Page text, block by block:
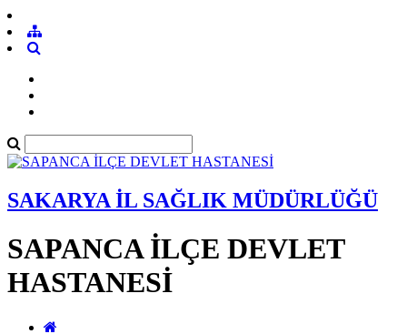
SAKARYA İL SAĞLIK MÜDÜRLÜĞÜ
SAPANCA İLÇE DEVLET
HASTANESİ